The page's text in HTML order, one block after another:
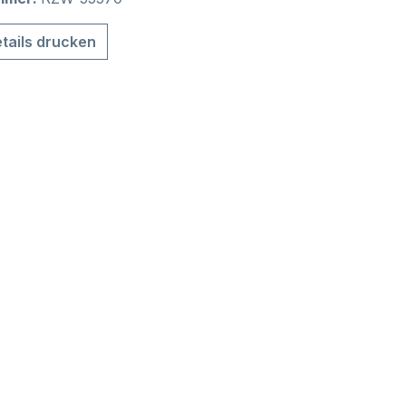
drucken